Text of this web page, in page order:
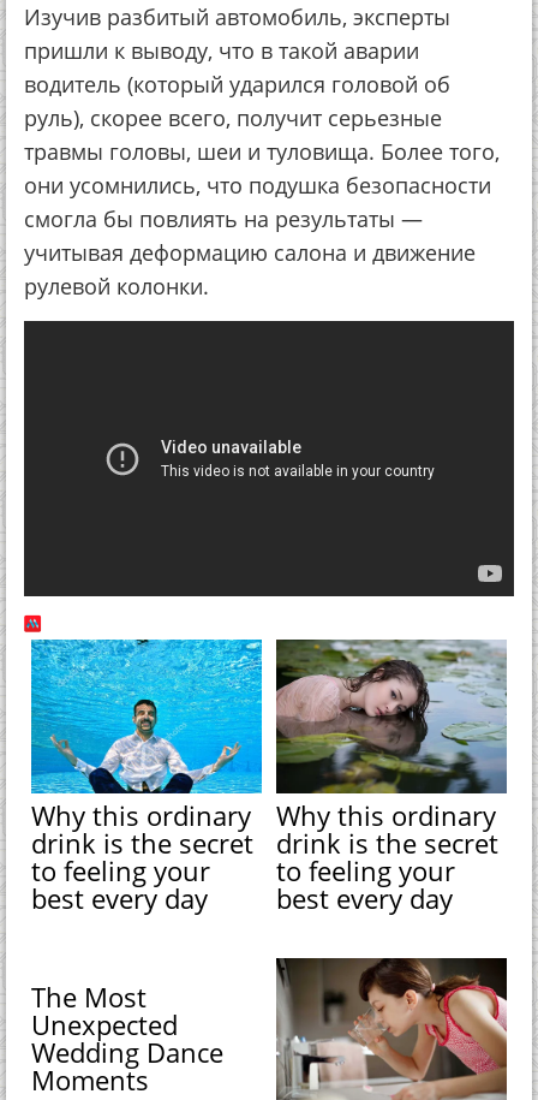
Изучив разбитый автомобиль, эксперты
пришли к выводу, что в такой аварии
водитель (который ударился головой об
руль), скорее всего, получит серьезные
травмы головы, шеи и туловища. Более того,
они усомнились, что подушка безопасности
смогла бы повлиять на результаты —
учитывая деформацию салона и движение
рулевой колонки.
Why this ordinary
drink is the secret
to feeling your
best every day
Why this ordinary
drink is the secret
to feeling your
best every day
The Most
Unexpected
Wedding Dance
Moments